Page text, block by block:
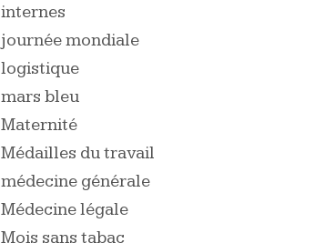
internes
journée mondiale
logistique
mars bleu
Maternité
Médailles du travail
médecine générale
Médecine légale
Mois sans tabac